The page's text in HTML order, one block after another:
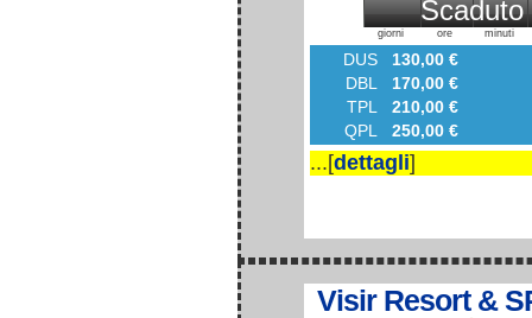
Scaduto
giorni ore minuti
DUS
130,00 €
DBL
170,00 €
TPL
210,00 €
QPL
250,00 €
...[dettagli]
Visir Resort &